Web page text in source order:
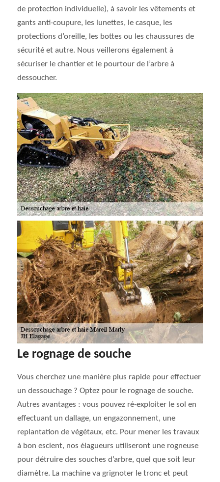
de protection individuelle), à savoir les vêtements et
gants anti-coupure, les lunettes, le casque, les
protections d’oreille, les bottes ou les chaussures de
sécurité et autre. Nous veillerons également à
sécuriser le chantier et le pourtour de l’arbre à
dessoucher.
Le rognage de souche
Vous cherchez une manière plus rapide pour effectuer
un dessouchage ? Optez pour le rognage de souche.
Autres avantages : vous pouvez ré-exploiter le sol en
effectuant un dallage, un engazonnement, une
replantation de végétaux, etc. Pour mener les travaux
à bon escient, nos élagueurs utiliseront une rogneuse
pour détruire des souches d’arbre, quel que soit leur
diamètre. La machine va grignoter le tronc et peut